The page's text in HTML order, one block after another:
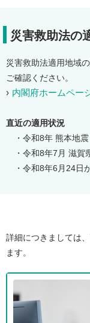
災害救助法の
災害救助法適用地域
ご確認ください。
内閣府ホームペー
直近の適用状況
・令和8年 熊本地震
・令和8年7月 滋賀
・令和8年6月24日
詳細につきましては
ます。